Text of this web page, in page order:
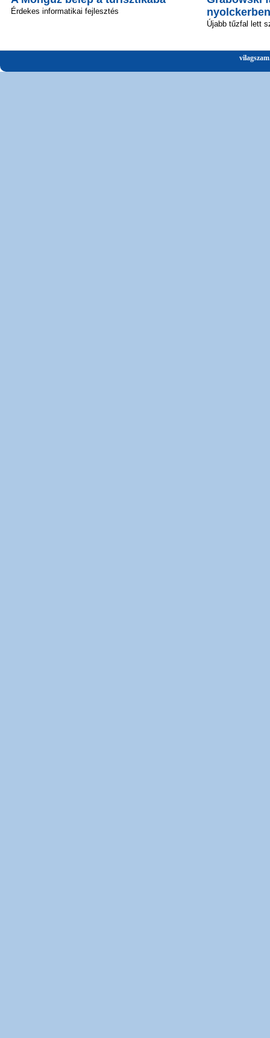
Érdekes informatikai fejlesztés
nyolckerben
Újabb tűzfal lett